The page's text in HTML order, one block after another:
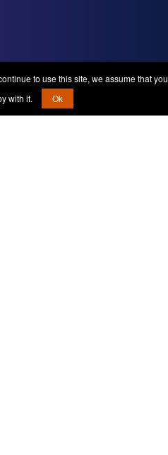
to use this site, we assume that you
with it.
Ok